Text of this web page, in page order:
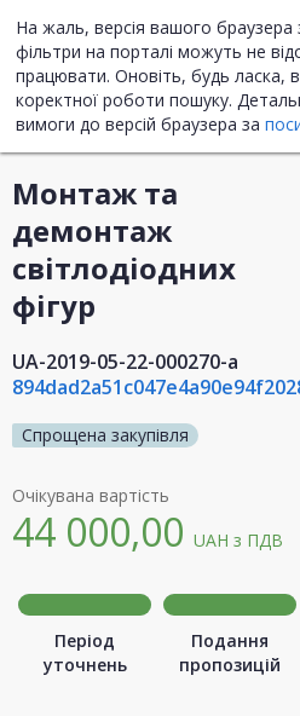
На жаль, версія вашого браузера
фільтри на порталі можуть не
працювати. Оновіть, будь ласка,
коректної роботи пошуку.
вимоги до версій браузера за
Інформація про
Монтаж та
демонтаж
світлодіодних
фігур
UA-2019-05-22-000270-a
Спрощена закупівля
Очікувана вартість
44 000,00 UAH з ПДВ
Період
уточнень
Подання
пропозицій